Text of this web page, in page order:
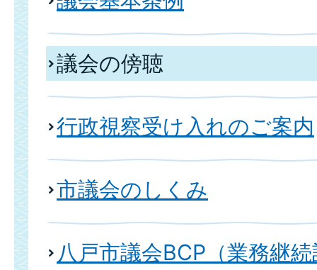
議会の傍聴
行政視察受け入れのご案内
市議会のしくみ
八戸市議会BCP（業務継